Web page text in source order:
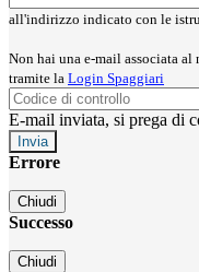
all'indirizzo indicato con le
Non hai una e-mail associata
tramite la Login Spaggiari
E-mail inviata, si prega di
Errore
Chiudi
Successo
Chiudi